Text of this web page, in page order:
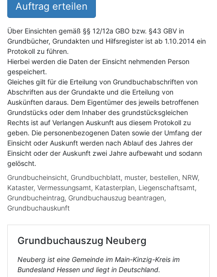
Auftrag erteilen
Über Einsichten gemäß §§ 12/12a GBO bzw. §43 GBV in
Grundbücher, Grundakten und Hilfsregister ist ab 1.10.2014 ein
Protokoll zu führen.
Hierbei werden die Daten der Einsicht nehmenden Person
gespeichert.
Gleiches gilt für die Erteilung von Grundbuchabschriften von
Abschriften aus der Grundakte und die Erteilung von
Auskünften daraus. Dem Eigentümer des jeweils betroffenen
Grundstücks oder dem Inhaber des grundstücksgleichen
Rechts ist auf Verlangen Auskunft aus diesem Protokoll zu
geben. Die personenbezogenen Daten sowie der Umfang der
Einsicht oder Auskunft werden nach Ablauf des Jahres der
Einsicht oder der Auskunft zwei Jahre aufbewaht und sodann
gelöscht.
Grundbucheinsicht, Grundbuchblatt, muster, bestellen, NRW,
Kataster, Vermessungsamt, Katasterplan, Liegenschaftsamt,
Grundbucheintrag, Grundbuchauszug beantragen,
Grundbuchauskunft
Grundbuchauszug Neuberg
Neuberg ist eine Gemeinde im Main-Kinzig-Kreis im
Bundesland Hessen und liegt in Deutschland.